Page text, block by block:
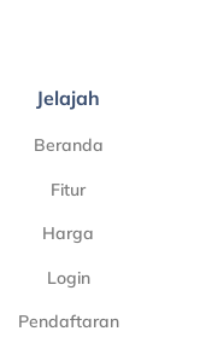
Jelajah
Beranda
Fitur
Harga
Login
Pendaftaran